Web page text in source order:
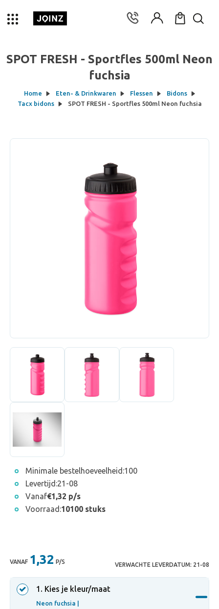
SPOT FRESH - Sportfles 500ml Neon
fuchsia
Home Eten- & Drinkwaren Flessen
Bidons
Tacx bidons
SPOT FRESH - Sportfles 500ml Neon fuchsia
Minimale bestelhoeveelheid:100
Levertijd:21-08
Vanaf€1,32 p/s
Voorraad:10100 stuks
VANAF 1,32 P/S VERWACHTE LEVERDATUM: 21-08
1 . Kies je kleur/maat
Neon fuchsia |